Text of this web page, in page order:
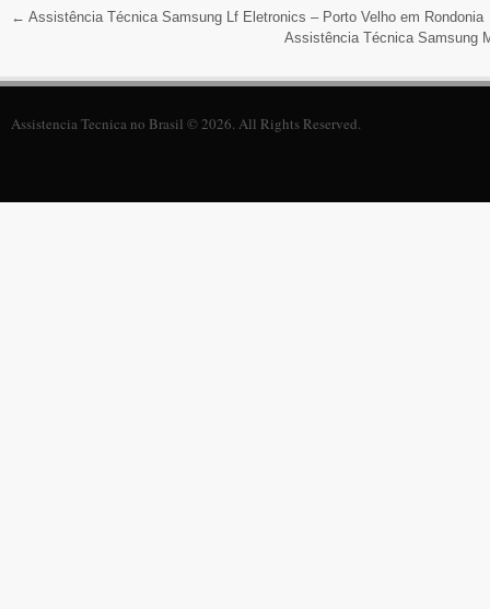
← Assistência Técnica Samsung Lf Eletronics – Porto Velho em Rondonia
Assistência Técnica Samsung
Assistencia Tecnica no Brasil © 2026. All Rights Reserved.